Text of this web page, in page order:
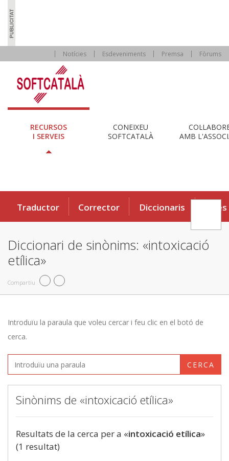
Notícies Esdeveniments Premsa Fòrums
RECURSOS
I SERVEIS
CONEIXEU
SOFTCATALÀ
AMB
Traductor Corrector Diccionaris Eines
Diccionari de sinònims: «intoxicació
etílica»
Compartiu
Introduïu la paraula que voleu cercar i feu clic en el botó de
cerca.
CERCA
Sinònims de «intoxicació etílica»
Resultats de la cerca per a «intoxicació etílica»
(1 resultat)